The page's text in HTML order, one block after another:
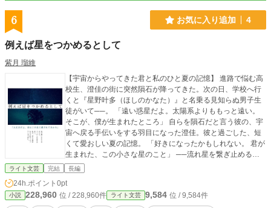
6 お気に入り追加 4
例えば星をつかめるとして
紫月 瑠維
【宇宙からやってきた君と私のひと夏の記憶】 進路で悩む高
校生、澄佳の街に突然隕石が降ってきた。次の日、学校へ行
くと『星野叶多（ほしのかなた）』と名乗る見知らぬ男子生
徒がいて──。 「遠い惑星だよ。太陽系よりももっと遠い。
そこが、僕が生まれたところ」 自らを隕石だと言う彼の、宇
宙へ戻る手伝いをする羽目になった澄佳。彼と過ごした、短
くて愛おしい夏の記憶。 「好きになったかもしれない。 君が
生まれた、この小さな星のこと」 ──流れ星を繋ぎ止める方
法を、私はしらない。 この想いを叫ぶには、星が流れるのは
修正して投稿していきます。 第2回ライト文芸大賞エントリ
ー中。 宜しくお願い致します。
ライト文芸 完結 長編
24h.ポイント 0pt
小説 228,960 位 / 228,960件 ライト文芸 9,584 位 / 9,584件